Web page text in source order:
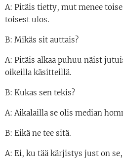
A: Pitäis tietty, mut menee
toisest ulos.
B: Mikäs sit auttais?
A: Pitäis alkaa puhuu näist
oikeilla käsitteillä.
B: Kukas sen tekis?
A: Aikalailla se olis median
B: Eikä ne tee sitä.
A: Ei, ku tää kärjistys just on se,